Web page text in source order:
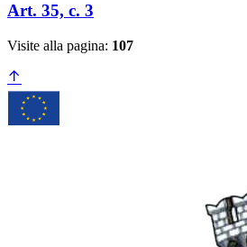
Art. 35, c. 3
Visite alla pagina: 107